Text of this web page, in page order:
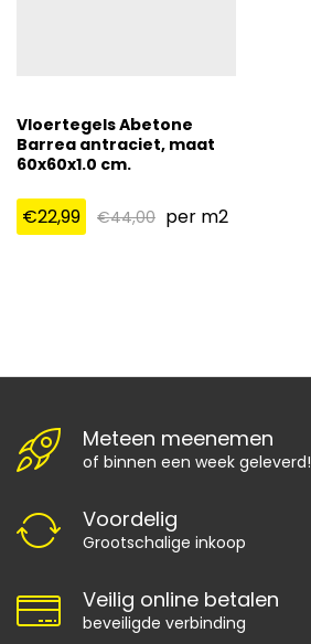
Vloertegels Abetone
Barrea antraciet, maat
60x60x1.0 cm.
€22,99 €44,00 per m2
Meteen meenemen
of binnen een week geleverd!
Voordelig
Grootschalige inkoop
Veilig online betalen
beveiligde verbinding